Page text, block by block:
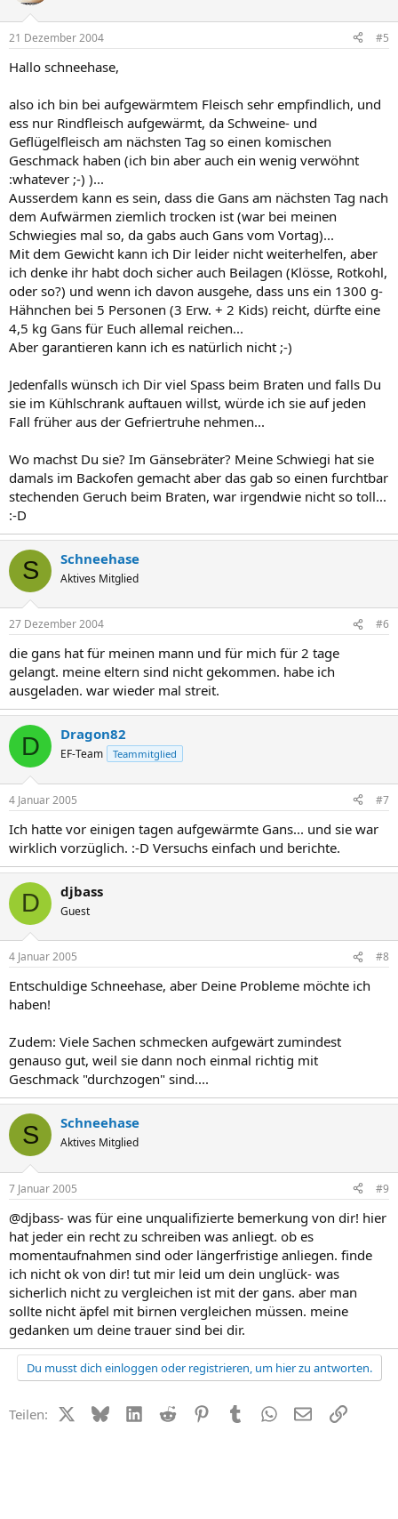
21 Dezember 2004 #5
Hallo schneehase,
also ich bin bei aufgewärmtem Fleisch sehr empfindlich, und
ess nur Rindfleisch aufgewärmt, da Schweine- und
Geflügelfleisch am nächsten Tag so einen komischen
Geschmack haben (ich bin aber auch ein wenig verwöhnt
:whatever ;-) )...
Ausserdem kann es sein, dass die Gans am nächsten Tag nach
dem Aufwärmen ziemlich trocken ist (war bei meinen
Schwiegies mal so, da gabs auch Gans vom Vortag)...
Mit dem Gewicht kann ich Dir leider nicht weiterhelfen, aber
ich denke ihr habt doch sicher auch Beilagen (Klösse, Rotkohl,
oder so?) und wenn ich davon ausgehe, dass uns ein 1300 g-
Hähnchen bei 5 Personen (3 Erw. + 2 Kids) reicht, dürfte eine
4,5 kg Gans für Euch allemal reichen...
Aber garantieren kann ich es natürlich nicht ;-)
Jedenfalls wünsch ich Dir viel Spass beim Braten und falls Du
sie im Kühlschrank auftauen willst, würde ich sie auf jeden
Fall früher aus der Gefriertruhe nehmen...
Wo machst Du sie? Im Gänsebräter? Meine Schwiegi hat sie
damals im Backofen gemacht aber das gab so einen furchtbar
stechenden Geruch beim Braten, war irgendwie nicht so toll...
:-D
S Schneehase
Aktives Mitglied
27 Dezember 2004 #6
die gans hat für meinen mann und für mich für 2 tage
gelangt. meine eltern sind nicht gekommen. habe ich
ausgeladen. war wieder mal streit.
D Dragon82
EF-Team Teammitglied
4 Januar 2005 #7
Ich hatte vor einigen tagen aufgewärmte Gans... und sie war
wirklich vorzüglich. :-D Versuchs einfach und berichte.
D djbass
Guest
4 Januar 2005 #8
Entschuldige Schneehase, aber Deine Probleme möchte ich
haben!
Zudem: Viele Sachen schmecken aufgewärt zumindest
genauso gut, weil sie dann noch einmal richtig mit
Geschmack "durchzogen" sind....
S Schneehase
Aktives Mitglied
7 Januar 2005 #9
@djbass- was für eine unqualifizierte bemerkung von dir! hier
hat jeder ein recht zu schreiben was anliegt. ob es
momentaufnahmen sind oder längerfristige anliegen. finde
ich nicht ok von dir! tut mir leid um dein unglück- was
sicherlich nicht zu vergleichen ist mit der gans. aber man
sollte nicht äpfel mit birnen vergleichen müssen. meine
gedanken um deine trauer sind bei dir.
Du musst dich einloggen oder registrieren, um hier zu antworten.
Teilen: X (Twitter)
BlueskyLinkedIn
Reddit PinterestTumblr WhatsApp
E-MailLink